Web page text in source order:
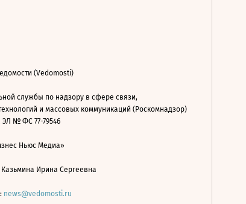
(Vedomosti)
службы по надзору в сфере связи,
и массовых коммуникаций (Роскомнадзор)
ЭЛ № ФС 77-79546
Ньюс Медиа»
Ирина Сергеевна
news@vedomosti.ru